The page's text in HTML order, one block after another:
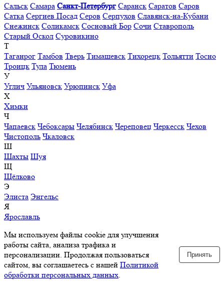
Сальск Самара Санкт-Петербург Саранск Саратов Саров
Сатка Сергиев Посад Серов Серпухов Славянск-на-Кубани
Снежинск Соликамск Сосновый Бор Сочи Ставрополь
Старый Оскол Суровикино
Т
Таганрог Тамбов Тверь Тимашевск Тихорецк Тольятти Тосно
Троицк Тула Тюмень
У
Углич Ульяновск Урюпинск Уфа
Х
Химки
Ч
Чапаевск Чебоксары Челябинск Череповец Черкесск Чехов
Чистополь Чкаловск
Ш
Шахты Шуя
Щ
Щёлково
Э
Элиста Энгельс
Я
Ярославль
Мы используем файлы cookie для улучшения
работы сайта, анализа трафика и
персонализации. Продолжая пользоваться
сайтом, вы соглашаетесь с нашей Политикой
обработки персональных данных.
Принять